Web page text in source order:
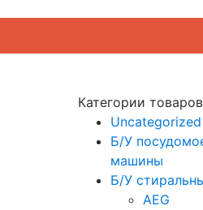
Категории товаров
Uncategorized
Б/У
машины
Б/У
AEG